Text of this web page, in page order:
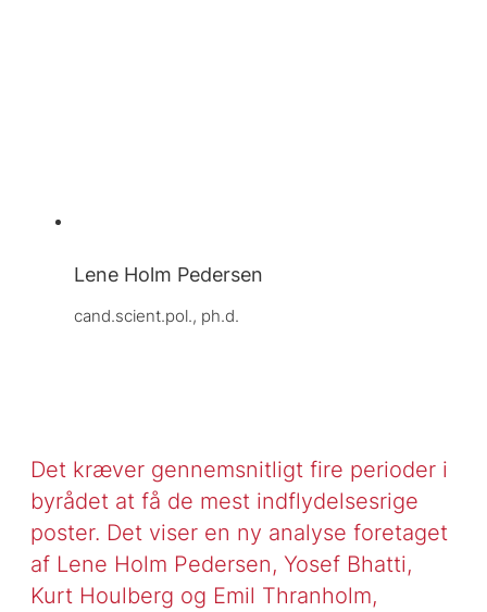
Lene Holm Pedersen
cand.scient.pol., ph.d.
Det kræver gennemsnitligt fire perioder i
byrådet at få de mest indflydelsesrige
poster. Det viser en ny analyse foretaget
af Lene Holm Pedersen, Yosef Bhatti,
Kurt Houlberg og Emil Thranholm,